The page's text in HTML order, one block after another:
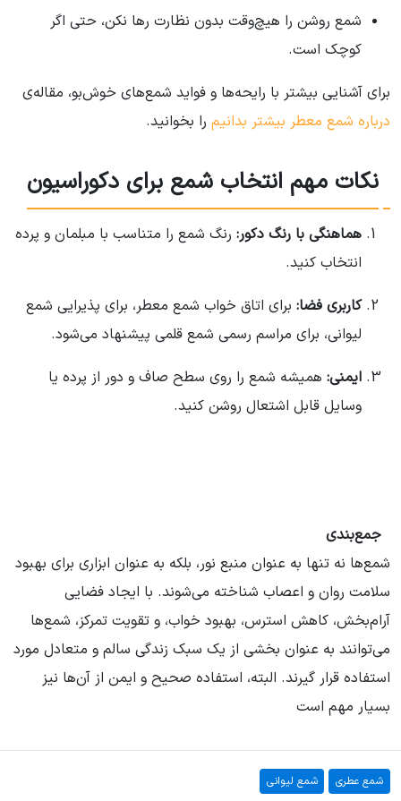
شمع روشن را هیچ‌وقت بدون نظارت رها نکن، حتی اگر
کوچک است.
برای آشنایی بیشتر با رایحه‌ها و فواید شمع‌های خوش‌بو، مقاله‌ی
درباره شمع معطر بیشتر بدانیم را بخوانید.
نکات مهم انتخاب شمع برای دکوراسیون
هماهنگی با رنگ دکور: رنگ شمع را متناسب با مبلمان و پرده
انتخاب کنید.
کاربری فضا: برای اتاق خواب شمع معطر، برای پذیرایی شمع
لیوانی، برای مراسم رسمی شمع قلمی پیشنهاد می‌شود.
ایمنی: همیشه شمع را روی سطح صاف و دور از پرده یا
وسایل قابل اشتعال روشن کنید.
جمع‌بندی
شمع‌ها نه تنها به عنوان منبع نور، بلکه به عنوان ابزاری برای بهبود
سلامت روان و اعصاب شناخته می‌شوند. با ایجاد فضایی
آرام‌بخش، کاهش استرس، بهبود خواب، و تقویت تمرکز، شمع‌ها
می‌توانند به عنوان بخشی از یک سبک زندگی سالم و متعادل مورد
استفاده قرار گیرند. البته، استفاده صحیح و ایمن از آن‌ها نیز
بسیار مهم است
شمع عطری شمع لیوانی